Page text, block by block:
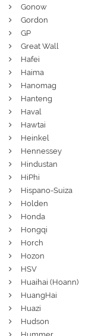
Gonow
Gordon
GP
Great Wall
Hafei
Haima
Hanomag
Hanteng
Haval
Hawtai
Heinkel
Hennessey
Hindustan
HiPhi
Hispano-Suiza
Holden
Honda
Hongqi
Horch
Hozon
HSV
Huaihai (Hoann)
HuangHai
Huazi
Hudson